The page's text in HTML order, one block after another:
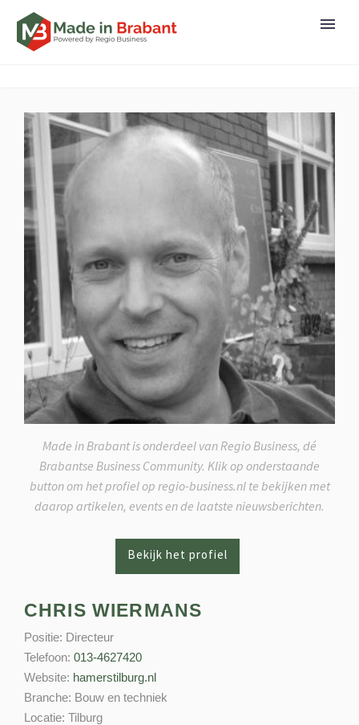
Made in Brabant is onderdeel van Regio Business, dé
Brabantse Business Community. Klik op onderstaande
button om het profiel op regio-business.nl te bekijken met
daarop artikelen, events en de laatste nieuwsberichten.
CHRIS WIERMANS
Positie: Directeur
Telefoon: 013-4627420
Website: hamerstilburg.nl
Branche: Bouw en techniek
Locatie: Tilburg